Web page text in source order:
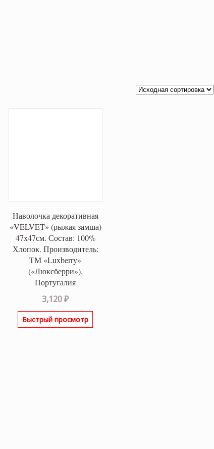
Наволочка декоративная
«VELVET» (рыжая замша)
47х47см. Состав: 100%
Хлопок. Производитель:
ТМ «Luxberry»
(«Люксберри»),
Португалия
3,120₽
Быстрый просмотр